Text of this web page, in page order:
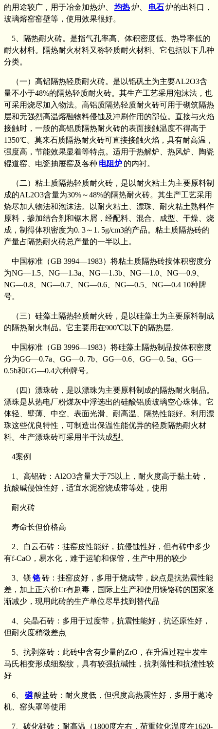
的用途较广，用于冶金加热炉、
均热炉、 电石炉的出料口，
玻璃熔窑窑壁等，使用效果很好。
5、隔热耐火砖。是指气孔率高、体积密度低、热导率低的
耐火材料。隔热耐火材料又称轻质耐火材料。它包括以下几种
分类。
（一）高铝隔热轻质耐火砖。是以铝矾土为主要AL2O3含
量不小于48%的隔热轻质耐火砖。其生产工艺采用泡沫法，也
可采用烧尽加入物法。高铝质隔热轻质耐火砖可用于砌筑隔热
层和无强烈高温熔融物料侵蚀及冲刷作用的部位。直接与火焰
接触时，一般的高铝质隔热耐火砖的表面接触温度不得高于
1350℃。莫来石质隔热耐火砖可直接接触火焰，具有耐高温，
强度高，节能效果显着等特点。适用于热解炉、热风炉、陶瓷
辊道窑、电瓷抽屉窑及各种 电阻炉 的内衬。
（二）粘土质隔热轻质耐火砖，是以耐火粘土为主要原料制
成的AL2O3含量为30%～48%的隔热耐火砖。其生产工艺采用
烧尽加人物法和泡沫法。以耐火粘土、漂珠、耐火粘土熟料作
原料，掺加结合剂和锯木屑，经配料、混合、成型、干燥、烧
成，制得体积密度为0. 3～1. 5g/cm3的产品。粘土质隔热砖的
产量占隔热耐火砖总产量的一半以上。
中国标准（GB 3994—1983）将粘土质隔热砖按体积密度分
为NG—1.5、NG—1.3a、NG—1.3b、NG—1.0、NG—0.9、
NG—0.8、NG—0.7、NG—0.6、NG—0.5、NG—0.4 10种牌
号。
（三）硅藻土隔热轻质耐火砖，是以硅藻土为主要原料制成
的隔热耐火制品。它主要用在900℃以下的隔热层。
中国标准（GB 3996—1983）将硅藻土隔热制品按体积密度
分为GG—0.7a、GG—0. 7b、GG—0.6、GG—0. 5a、GG—
0.5b和GG—0.4六种牌号。
（四）漂珠砖，是以漂珠为主要原料制成的隔热耐火制品。
漂珠是从热电厂粉煤灰中浮选出的硅酸铝质玻璃空心珠体。它
体轻、壁薄、中空、表面光滑、耐高温、隔热性能好。利用漂
珠这些优良特性，可制造出保温性能优异的轻质隔热耐火材
料。生产漂珠砖可采用半干法成型。
4案例
1、高铝砖：Al2O3含量大于75以上，耐火度高于黏土砖，
抗酸碱侵蚀性好，适宜水泥窑烧成带等处，使用
耐火砖
寿命长但价格高
2、白云石砖：挂窑皮性能好，抗侵蚀性好，但有砖中多少
有f-CaO，易水化，难于运输和保管，生产中用的较少
3、镁 铬砖：挂窑皮好，多用于烧成带，缺点是抗热震性能
差，加上正六价Cr有剧毒，国际上生产和使用镁铬砖的国家逐
渐减少，现用此砖的生产单位尽早找到替代品
4、尖晶石砖：多用于过度带，抗震性能好，抗还原性好，
但耐火度稍微差点
5、抗剥落砖：此砖中含有少量的ZrO，在升温过程中发生
马氏相变形成细裂纹，具有较强抗碱性，抗剥落性和抗渣性较
好
6、 磷酸盐砖：耐火度低，但强度高热震性好，多用于蓖冷
机、窑头罩等使用
7、碳化硅砖：耐高温（1800度左右，荷重软化温度在1620-